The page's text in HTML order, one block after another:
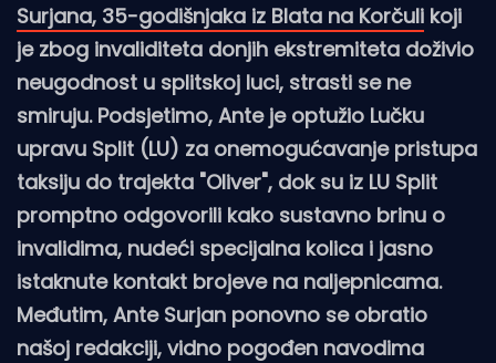
Surjana, 35-godišnjaka iz Blata na Korčuli koji
je zbog invaliditeta donjih ekstremiteta doživio
neugodnost u splitskoj luci, strasti se ne
smiruju. Podsjetimo, Ante je optužio Lučku
upravu Split (LU) za onemogućavanje pristupa
taksiju do trajekta "Oliver", dok su iz LU Split
promptno odgovorili kako sustavno brinu o
invalidima, nudeći specijalna kolica i jasno
istaknute kontakt brojeve na naljepnicama.
Međutim, Ante Surjan ponovno se obratio
našoj redakciji, vidno pogođen navodima